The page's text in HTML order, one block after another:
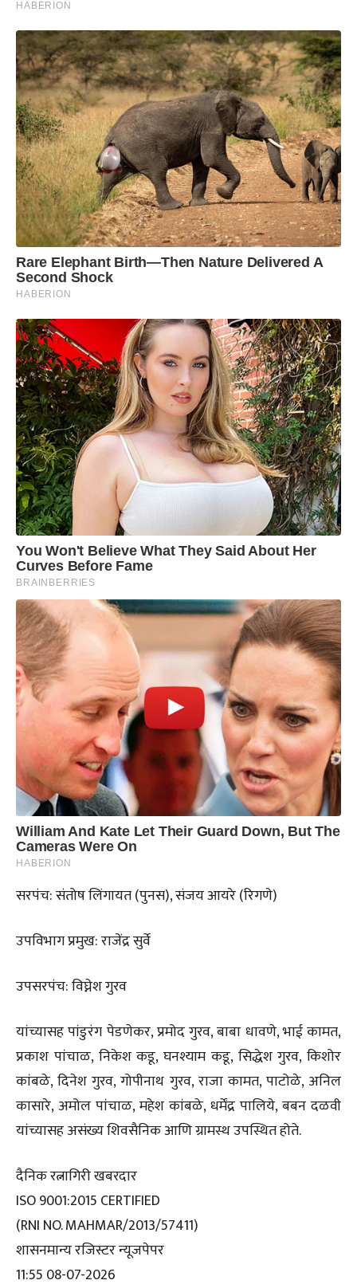
सरपंच: संतोष लिंगायत (पुनस), संजय आयरे (रिगणे)
उपविभाग प्रमुख: राजेंद्र सुर्वे
उपसरपंच: विघ्नेश गुरव
यांच्यासह पांडुरंग पेडणेकर, प्रमोद गुरव, बाबा धावणे, भाई कामत,
प्रकाश पांचाळ, निकेश कडू, घनश्याम कडू, सिद्धेश गुरव, किशोर
कांबळे, दिनेश गुरव, गोपीनाथ गुरव, राजा कामत, पाटोळे, अनिल
कासारे, अमोल पांचाळ, महेश कांबळे, धर्मेंद्र पालिये, बबन दळवी
यांच्यासह असंख्य शिवसैनिक आणि ग्रामस्थ उपस्थित होते.
दैनिक रत्नागिरी खबरदार
ISO 9001:2015 CERTIFIED
(RNI NO. MAHMAR/2013/57411)
शासनमान्य रजिस्टर न्यूजपेपर
11:55 08-07-2026